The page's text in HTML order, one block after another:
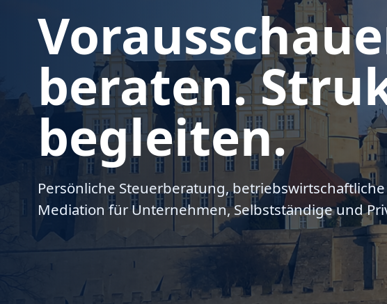
beraten.
begleiten.
Persönliche Steuerberatung,
Mediation für Unternehmen, Selbstständige und